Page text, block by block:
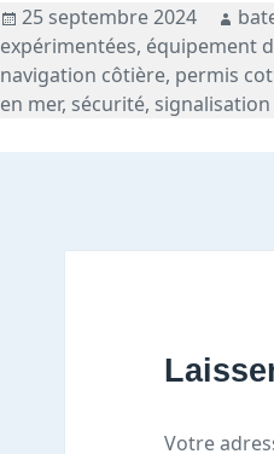
Publié
le
25 septembre 2024
expérimentées, équipement
navigation côtière, permis
en mer, sécurité,
Votre